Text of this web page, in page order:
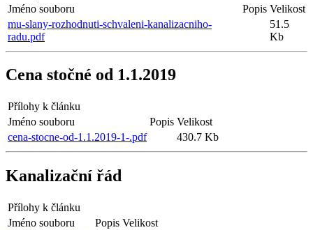
Jméno souboru
Popis Velikost
mu-slany-rozhodnuti-schvaleni-kanalizacniho-
radu.pdf
51.5
Kb
Cena stočné od 1.1.2019
Přílohy k článku
Jméno souboru
Popis Velikost
cena-stocne-od-1.1.2019-1-.pdf
430.7 Kb
Kanalizační řád
Přílohy k článku
Jméno souboru
Popis Velikost